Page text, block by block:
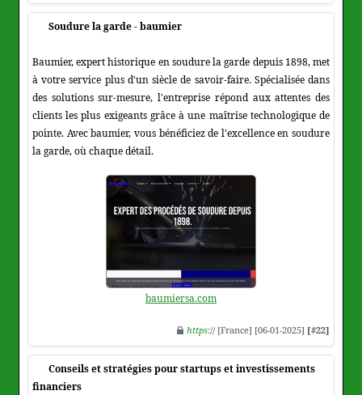
Soudure la garde - baumier
Baumier, expert historique en soudure la garde depuis 1898, met
à votre service plus d'un siècle de savoir-faire. Spécialisée dans
des solutions sur-mesure, l'entreprise répond aux attentes des
clients les plus exigeants grâce à une maîtrise technologique de
pointe. Avec baumier, vous bénéficiez de l'excellence en soudure
la garde, où chaque détail.
baumiersa.com
https:// [France] [06-01-2025] [#22]
Conseils et stratégies pour startups et investissements
financiers